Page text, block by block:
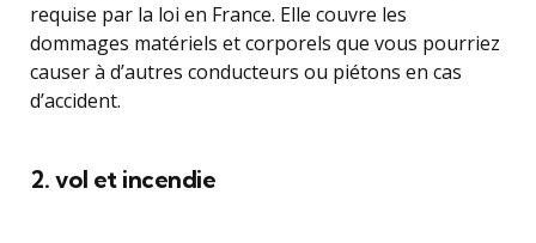
requise par la loi en France. Elle couvre les
dommages matériels et corporels que vous pourriez
causer à d’autres conducteurs ou piétons en cas
d’accident.
2. vol et incendie